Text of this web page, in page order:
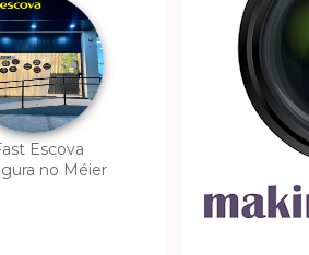
Escova
no Méier